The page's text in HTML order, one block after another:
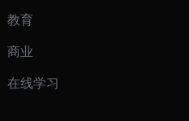
教育
商业
在线学习